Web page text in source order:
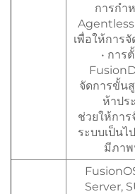
การกำ
เพื่อให้การ
• การ
จัดการขั้น
ห้าปร
ช่วยให้กา
ระบบเป็น
มีภาพ
Server,